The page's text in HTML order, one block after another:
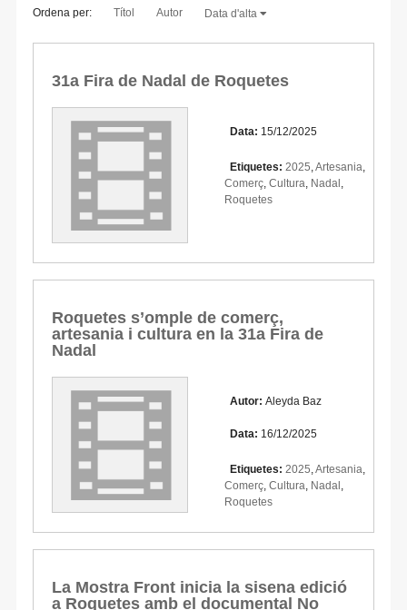
Ordena per: Títol Autor Data d'alta
31a Fira de Nadal de Roquetes
Data: 15/12/2025
Etiquetes: 2025 Artesania
Comerç Cultura Nadal
Roquetes
Roquetes s’omple de comerç,
artesania i cultura en la 31a Fira de
Nadal
Autor: Aleyda Baz
Data: 16/12/2025
Etiquetes: 2025 Artesania
Comerç Cultura Nadal
Roquetes
La Mostra Front inicia la sisena edició
a Roquetes amb el documental No